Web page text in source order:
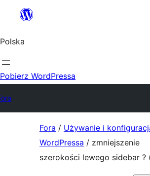
Przejdź
treści
Polska
Pobierz WordPressa
Fora / Używanie i
WordPressa / zmniejszenie
szerokości lewego sidebar ?